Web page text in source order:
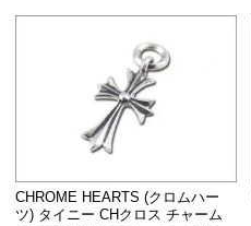
CHROME HEARTS (クロムハー
ツ) タイニー CHクロス チャーム